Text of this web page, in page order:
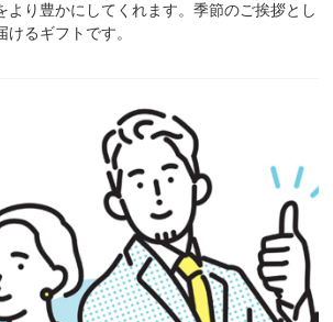
より豊かにしてくれます。季節のご挨拶とし
るギフトです。